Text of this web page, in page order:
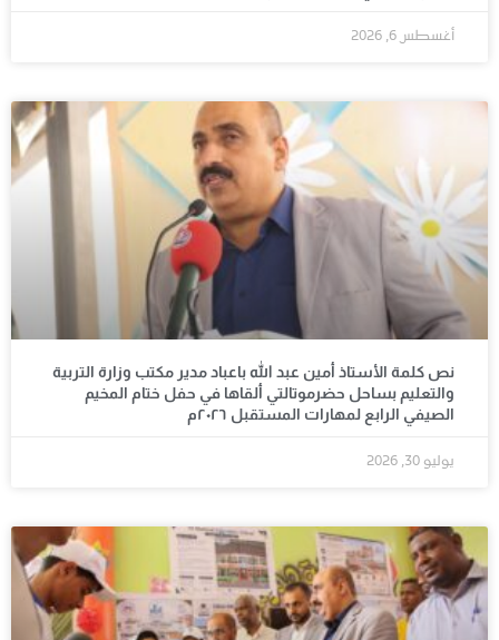
أغسطس 6, 2026
نص كلمة الأستاذ أمين عبد الله باعباد مدير مكتب وزارة التربية
والتعليم بساحل حضرموتالتي ألقاها في حفل ختام المخيم
الصيفي الرابع لمهارات المستقبل ٢٠٢٦م
يوليو 30, 2026